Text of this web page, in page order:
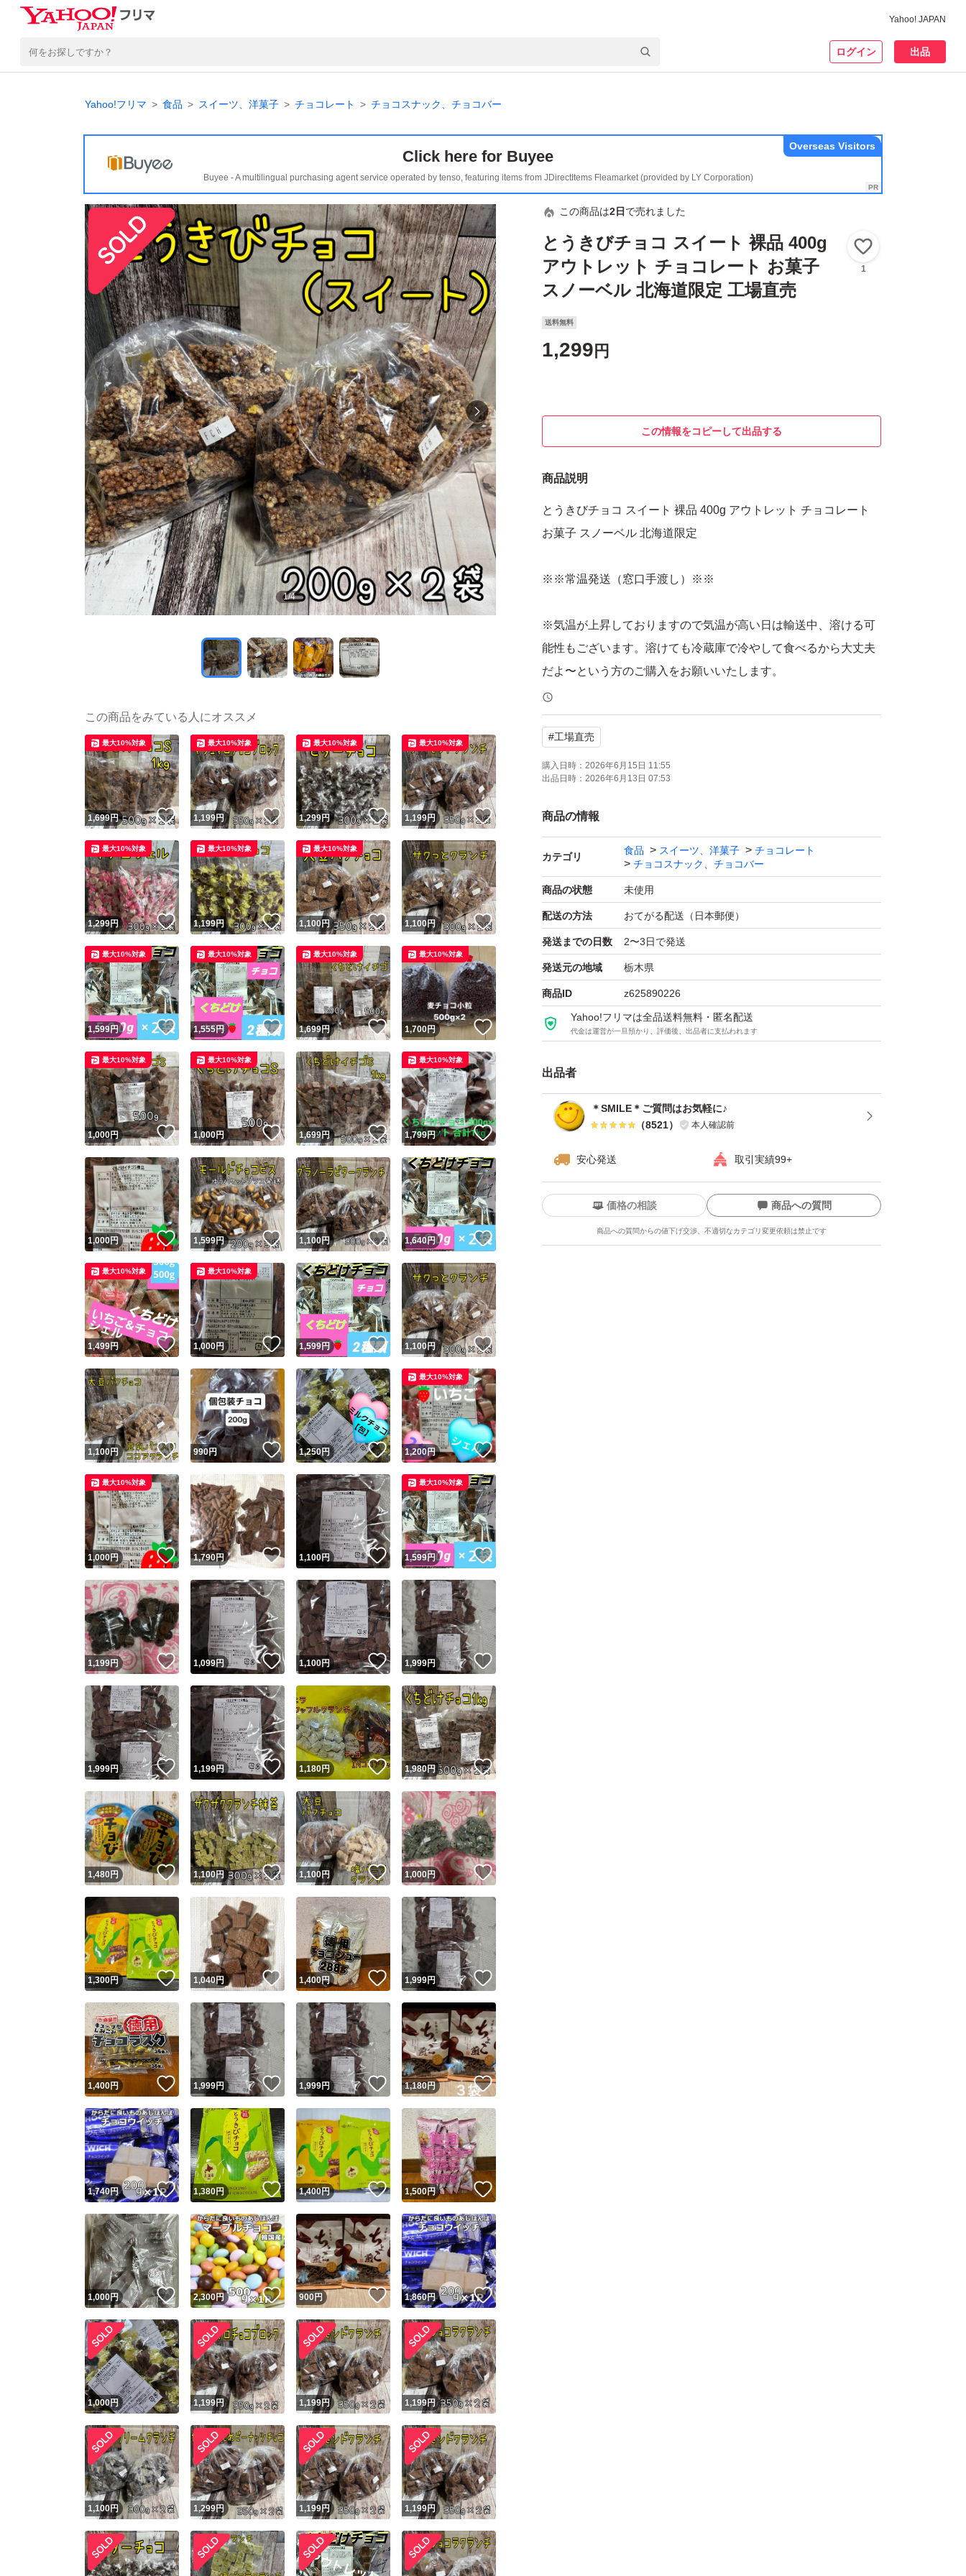
Yahoo! JAPAN
ログイン 出品
Yahoo!フリマ 食品 スイーツ、洋菓子 チョコレート チョコスナック、チョコバー
Click here for Buyee
Buyee - A multilingual purchasing agent service operated by tenso, featuring items from JDirectItems Fleamarket (provided by LY Corporation)
Overseas Visitors
1/4
この商品は2日 で売れました
とうきびチョコ スイート 裸品 400g
アウトレット チョコレート お菓子
スノーベル 北海道限定 工場直売
1
送料無料
1,299 円
この情報をコピーして出品する
商品説明
とうきびチョコ スイート 裸品 400g アウトレット チョコレート
お菓子 スノーベル 北海道限定
※※常温発送（窓口手渡し）※※
※気温が上昇しておりますので気温が高い日は輸送中、溶ける可
能性もございます。溶けても冷蔵庫で冷やして食べるから大丈夫
だよ〜という方のご購入をお願いいたします。
◎チョコが溶けていたという理由での悪い評価はご遠慮くださ
い！
●チョコレートのアウトレット商品です。最初から欠け割れ等あ
りますが美味しくお召し上がりいただけます^_^
裸品のチョコレート菓子です。
とうきびパフの香ばしさとホワイトチョコの優しい甘さ、アーモ
ンドの旨味が広がるこだわりのおいしさです。
●とうきびチョコ 裸品 200g×2袋
※賞味期限、原材料等は画像3枚目をご覧ください。
ります。
※他にも、アウトレットお菓子出品しております。
種類...チョコレート・チョコレート菓子
特徴...アウトレット
#工場直売
購入日時： 2026年6月15日 11:55
出品日時： 2026年6月13日 07:53
商品の情報
カテゴリ
食品 スイーツ、洋菓子
チョコレート
チョコスナック、チョコバー
商品の状態 未使用
配送の方法 おてがる配送（日本郵便）
発送までの日数 2〜3日で発送
発送元の地域 栃木県
商品ID z625890226
Yahoo!フリマは全品送料無料・匿名配送
代金は運営が一旦預かり、評価後、出品者に支払われます
出品者
＊SMILE＊ご質問はお気軽に♪
（8521） 本人確認前
安心発送 取引実績99+
ユーザーの実績について
Yahoo!フリマが定めた一定の基準を満たしたユーザーにバッジを付与しています
安心取引出品者
安心取引出品者 Yahoo!フリマの基準をクリアした安心・安全なユーザーです
取引実績
取引実績◯+ このユーザーはYahoo!フリマの取引を完了させた実績があります
他フリマ実績◯+ このユーザーは他フリマサービスでの取引実績があります
スピード&安心発送
※このバッジは実績に基づく表示であり、発送を保証しているものではありません
スピード＆安心発送
このユーザーは高頻度で24時間以内＆設定した発送日数内に発送してい
ます
スピード発送 このユーザーは高頻度で24時間以内に発送しています
安心発送 このユーザーは設定した発送日数内に発送しています
価格の相談 商品への質問
商品への質問からの値下げ交渉、不適切なカテゴリ変更依頼は禁止です
この商品の情報をコピーします
商品画像の無断転載は禁止されています
コピーは1商品につき1回です
出品ページへ
キャンセル
この商品をみている人にオススメ
1,699円 いいね！
最大10%対象
1,199円 いいね！
最大10%対象
1,299円 いいね！
最大10%対象
1,199円 いいね！
最大10%対象
1,299円 いいね！
最大10%対象
1,199円 いいね！
最大10%対象
1,100円 いいね！
最大10%対象
1,100円 いいね！
1,599円 いいね！
最大10%対象
1,555円 いいね！
最大10%対象
1,699円 いいね！
最大10%対象
1,700円 いいね！
最大10%対象
1,000円 いいね！
最大10%対象
1,000円 いいね！
最大10%対象
1,699円 いいね！
1,799円 いいね！
最大10%対象
1,000円 いいね！
1,599円 いいね！
1,100円 いいね！
1,640円 いいね！
1,499円 いいね！
最大10%対象
1,000円 いいね！
最大10%対象
1,599円 いいね！
1,100円 いいね！
1,100円 いいね！
990円 いいね！
1,250円 いいね！
1,200円 いいね！
最大10%対象
1,000円 いいね！
最大10%対象
1,790円 いいね！
1,100円 いいね！
1,599円 いいね！
最大10%対象
1,199円 いいね！
1,099円 いいね！
1,100円 いいね！
1,999円
1,999円 いいね！
1,199円 いいね！
1,180円 いいね！
1,980円 いいね！
1,480円 いいね！
1,100円 いいね！
1,100円 いいね！
1,000円 いいね！
1,300円 いいね！
1,040円 いいね！
1,400円 いいね！
1,999円
1,400円 いいね！
1,999円 いいね！
1,999円 いいね！
1,180円 いいね！
1,740円 いいね！
1,380円 いいね！
1,400円 いいね！
1,500円 いいね！
1,000円 いいね！
2,300円 いいね！
900円 いいね！
1,860円 いいね！
1,000円 1,199円 1,199円 1,199円
1,100円 1,299円 1,199円 1,199円